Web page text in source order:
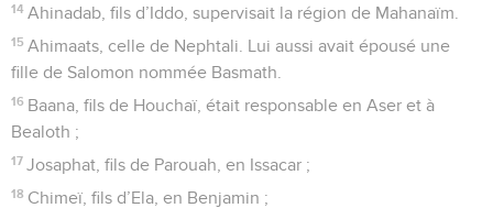
14 Ahinadab, fils d’Iddo, supervisait la région de Mahanaïm.
15 Ahimaats, celle de Nephtali. Lui aussi avait épousé une
fille de Salomon nommée Basmath.
16 Baana, fils de Houchaï, était responsable en Aser et à
Bealoth ;
17 Josaphat, fils de Parouah, en Issacar ;
18 Chimeï, fils d’Ela, en Benjamin ;